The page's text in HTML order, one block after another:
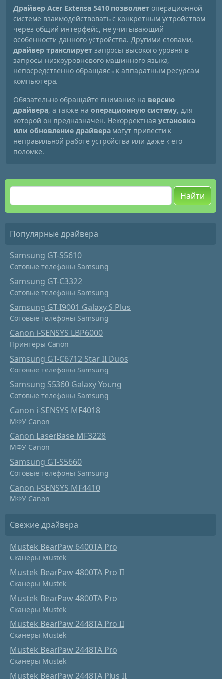
Драйвер Acer Extensa 5410 позволяет операционной
системе взаимодействовать с конкретным устройством
через общий интерфейс, не учитывающий
особенности данного устройства. Другими словами,
драйвер транслирует запросы высокого уровня в
запросы низкоуровневого машинного языка,
непосредственно обращаясь к аппаратным ресурсам
компьютера.
Обязательно обращайте внимание на версию
драйвера, а также на операционную систему, для
которой он предназначен. Некорректная установка
или обновление драйвера могут привести к
неправильной работе устройства или даже к его
поломке.
Найти
Популярные драйвера
Samsung GT-S5610
Сотовые телефоны Samsung
Samsung GT-C3322
Сотовые телефоны Samsung
Samsung GT-I9001 Galaxy S Plus
Сотовые телефоны Samsung
Canon i-SENSYS LBP6000
Принтеры Canon
Samsung GT-C6712 Star II Duos
Сотовые телефоны Samsung
Samsung S5360 Galaxy Young
Сотовые телефоны Samsung
Canon i-SENSYS MF4018
МФУ Canon
Canon LaserBase MF3228
МФУ Canon
Samsung GT-S5660
Сотовые телефоны Samsung
Canon i-SENSYS MF4410
МФУ Canon
Свежие драйвера
Mustek BearPaw 6400TA Pro
Сканеры Mustek
Mustek BearPaw 4800TA Pro II
Сканеры Mustek
Mustek BearPaw 4800TA Pro
Сканеры Mustek
Mustek BearPaw 2448TA Pro II
Сканеры Mustek
Mustek BearPaw 2448TA Pro
Сканеры Mustek
Mustek BearPaw 2448TA Plus II